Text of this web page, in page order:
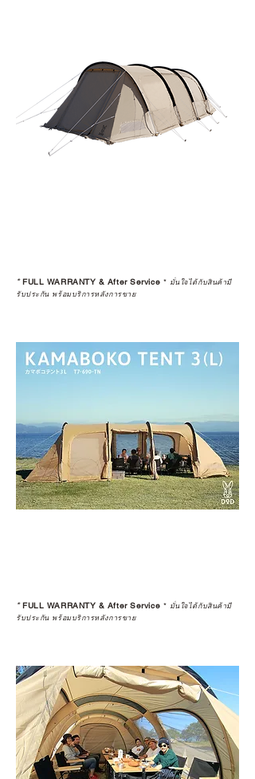
Resell หรือมีการเปลี่ยนมือผู้ซื้อ จะ
ถือว่าสิ้นสุดการรับประกันสินค้าทุก
กรณี
5 • สงวนสิทธิ์ในการงดจำหน่ายสินค้า
ทุกรายการให้กับผู้ที่มีประวัติการนำ
*FULL WARRANTY & After Service * มั่นใจได้กับสินค้ามี
รับประกัน พร้อมบริการหลังการขาย
*FULL WARRANTY & After Service * มั่นใจได้กับสินค้ามี
รับประกัน พร้อมบริการหลังการขาย